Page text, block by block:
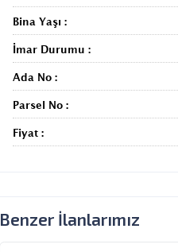
Bina Yaşı :
İmar Durumu :
Ada No :
Parsel No :
Fiyat :
Benzer İlanlarımız